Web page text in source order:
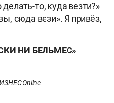
то, куда везти?»
сюда вези». Я привёз,
НИ БЕЛЬМЕС»
Online